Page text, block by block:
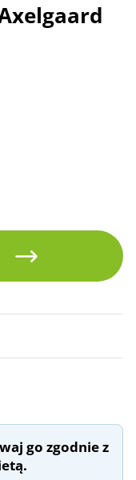
go zgodnie z